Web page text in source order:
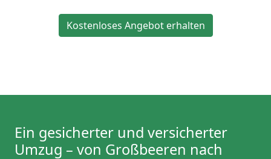
Kostenloses Angebot erhalten
Ein gesicherter und versicherter
Umzug – von Großbeeren nach